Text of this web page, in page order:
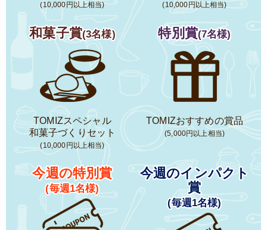
(10,000円以上相当) (10,000円以上相当)
和菓子賞(3名様)
TOMIZスペシャル
和菓子づくりセット
(10,000円以上相当)
特別賞(7名様)
TOMIZおすすめの賞品
(5,000円以上相当)
今週の特別賞
(毎週1名様)
今週のインパクト
賞
(毎週1名様)